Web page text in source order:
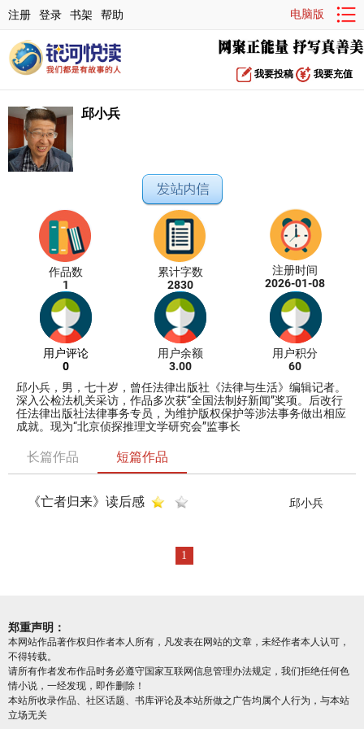
注册 登录 书架 帮助 电脑版
我要投稿 我要充值
邱小兵
作品数
1
累计字数
2830
注册时间
2026-01-08
用户评论
0
用户余额
3.00
用户积分
60
邱小兵，男，七十岁，曾任法律出版社《法律与生活》编辑记者。
深入公检法机关采访，作品多次获“全国法制好新闻”奖项。后改行
任法律出版社法律事务专员，为维护版权保护等涉法事务做出相应
成就。现为“北京侦探推理文学研究会”监事长
长篇作品 短篇作品
《亡者归来》读后感 邱小兵
1
郑重声明：
本网站作品著作权归作者本人所有，凡发表在网站的文章，未经作者本人认可，
不得转载。
请所有作者发布作品时务必遵守国家互联网信息管理办法规定，我们拒绝任何色
情小说，一经发现，即作删除！
本站所收录作品、社区话题、书库评论及本站所做之广告均属个人行为，与本站
立场无关